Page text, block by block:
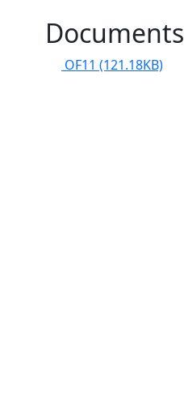
Documents
OF11 (121.18KB)